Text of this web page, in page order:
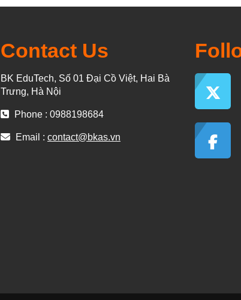
Contact Us
BK EduTech, Số 01 Đại Cồ Việt, Hai Bà
Trưng, Hà Nội
Phone : 0988198684
Email : contact@bkas.vn